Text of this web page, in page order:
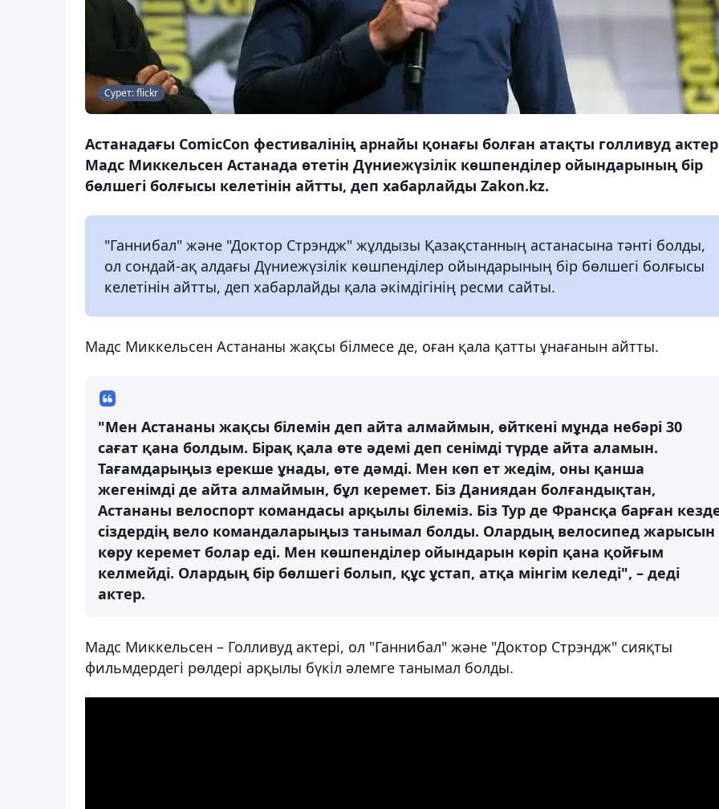
Сурет: flickr
Астанадағы ComicCon фестивалінің арнайы қонағы болған атақты голливуд
Мадс Миккельсен Астанада өтетін Дүниежүзілік көшпенділер ойындарының бір
бөлшегі болғысы келетінін айтты, деп хабарлайды Zakon.kz.
"Ганнибал" және "Доктор Стрэндж" жұлдызы Қазақстанның астанасына тәнті болды,
ол сондай-ақ алдағы Дүниежүзілік көшпенділер ойындарының бір бөлшегі болғысы
келетінін айтты, деп хабарлайды қала әкімдігінің ресми сайты.
Мадс Миккельсен Астананы жақсы білмесе де, оған қала қатты ұнағанын айтты.
"Мен Астананы жақсы білемін деп айта алмаймын, өйткені мұнда небәрі 30
сағат қана болдым. Бірақ қала өте әдемі деп сенімді түрде айта аламын.
Тағамдарыңыз ерекше ұнады, өте дәмді. Мен көп ет жедім, оны қанша
жегенімді де айта алмаймын, бұл керемет. Біз Даниядан болғандықтан,
Астананы велоспорт командасы арқылы білеміз. Біз Тур де Франсқа барған
сіздердің вело командаларыңыз танымал болды. Олардың велосипед жарысын
көру керемет болар еді. Мен көшпенділер ойындарын көріп қана қойғым
келмейді. Олардың бір бөлшегі болып, құс ұстап, атқа мінгім келеді", – деді
актер.
Мадс Миккельсен – Голливуд актері, ол "Ганнибал" және "Доктор Стрэндж" сияқты
фильмдердегі рөлдері арқылы бүкіл әлемге танымал болды.